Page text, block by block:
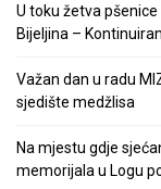
U toku žetva
Bijeljina –
Važan dan u radu
sjedište medžlisa
Na mjestu gdje
memorijala u Logu